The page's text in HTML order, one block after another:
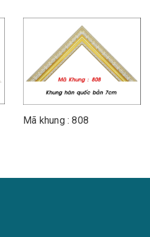
Mã khung : 808